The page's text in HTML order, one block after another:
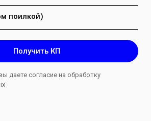
поилкой)
Получить КП
даете согласие на обработку